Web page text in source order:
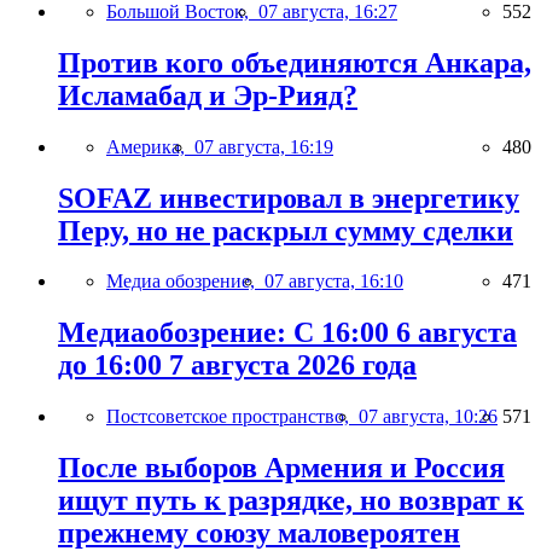
Большой Восток, 07 августа, 16:27 552
Против кого объединяются Анкара,
Исламабад и Эр-Рияд?
Америка, 07 августа, 16:19 480
SOFAZ инвестировал в энергетику
Перу, но не раскрыл сумму сделки
Медиа обозрение, 07 августа, 16:10 471
Медиаобозрение: С 16:00 6 августа
до 16:00 7 августа 2026 года
Постсоветское пространство, 07 августа, 10:26 571
После выборов Армения и Россия
ищут путь к разрядке, но возврат к
прежнему союзу маловероятен